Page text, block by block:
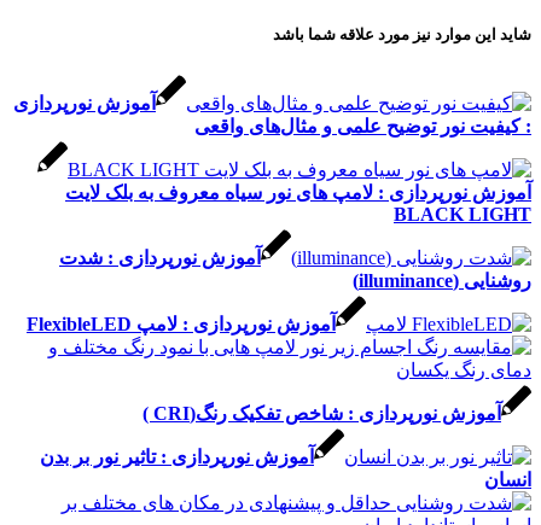
شاید این موارد نیز مورد علاقه شما باشد
آموزش نورپردازی
: کیفیت نور توضیح علمی و مثال‌های واقعی
آموزش نورپردازی : لامپ های نور سیاه معروف به بلک لایت
BLACK LIGHT
آموزش نورپردازی : شدت
روشنایی (illuminance)
آموزش نورپردازی : لامپ FlexibleLED
آموزش نورپردازی : شاخص تفکیک رنگ(CRI )
آموزش نورپردازی : تاثیر نور بر بدن
انسان